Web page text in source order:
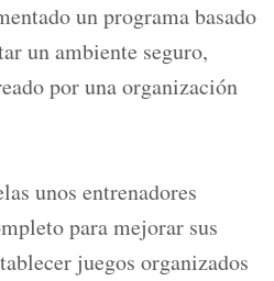
un programa basado
un ambiente seguro,
por una organización
unos entrenadores
para mejorar sus
juegos organizados